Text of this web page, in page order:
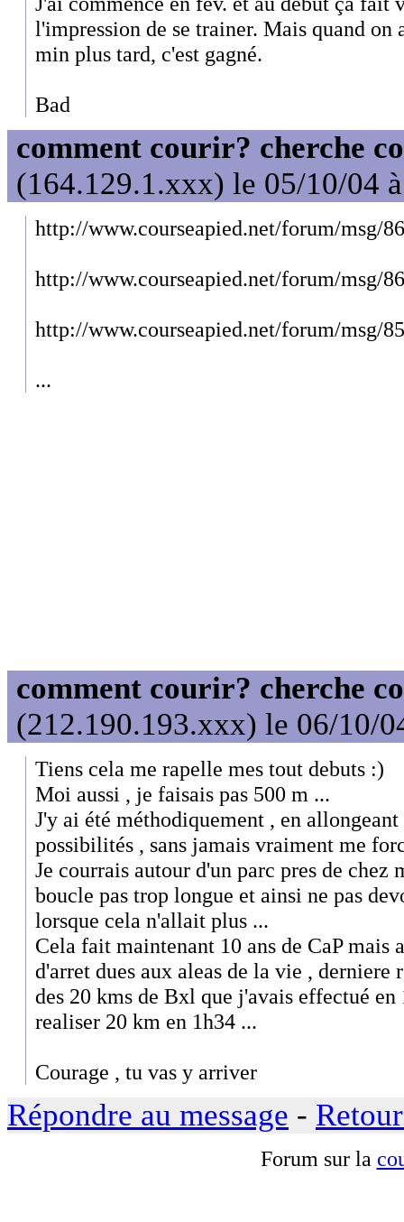
l'impression de se trainer. Mais quand on
min plus tard, c'est gagné.
Bad
comment courir? cherche
(164.129.1.xxx) le 05/10/04
http://www.courseapied.net/forum/msg/
http://www.courseapied.net/forum/msg/
http://www.courseapied.net/forum/msg/
...
comment courir? cherche
(212.190.193.xxx) le 06/10/
Tiens cela me rapelle mes tout debuts :)
Moi aussi , je faisais pas 500 m ...
J'y ai été méthodiquement , en
possibilités , sans jamais vraiment me
Je courrais autour d'un parc pres de chez
boucle pas trop longue et ainsi ne pas
lorsque cela n'allait plus ...
Cela fait maintenant 10 ans de CaP mais
d'arret dues aux aleas de la vie , derniere
des 20 kms de Bxl que j'avais effectué
realiser 20 km en 1h34 ...
Courage , tu vas y arriver
Répondre au message -
Forum sur la